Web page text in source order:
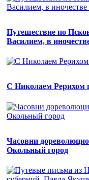
Путешествие по
Василием, в
С Николаем Рерихом
Часовни
Окольный город